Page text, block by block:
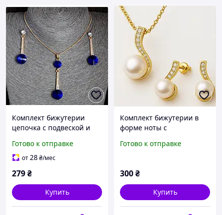
Комплект бижутерии
цепочка с подвеской и
кристаллом и стразами
Готово к отправке
от28₴/мес
279₴
Купить
Комплект бижутерии в
форме ноты с
и золотым покрытием
Готово к отправке
300₴
Купить